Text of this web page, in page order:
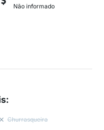
Não informado
:
Churrasqueira